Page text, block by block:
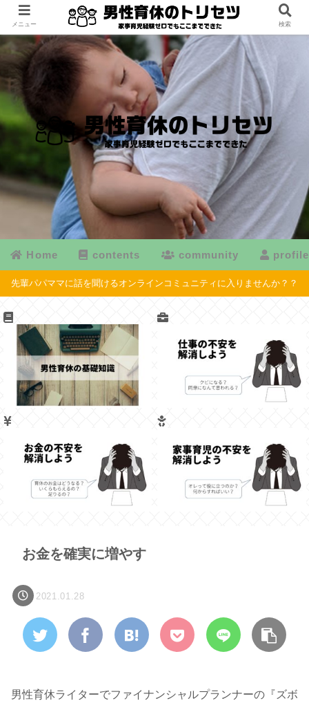
Home contents community profile
先輩パパママに話を聞けるオンラインコミュニティに入りませんか？？
お金を確実に増やす
2021.01.28
男性育休ライターでファイナンシャルプランナーの『ズボ
メニュー 検索